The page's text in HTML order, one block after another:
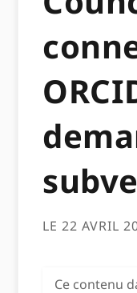
LE 22 AVRIL
Ce contenu